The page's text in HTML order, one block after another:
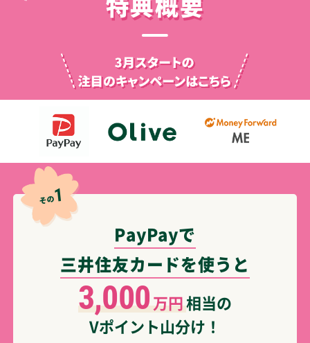
その1
PayPayで
三井住友カードを使うと
3,000万円相当の
Vポイント山分け！